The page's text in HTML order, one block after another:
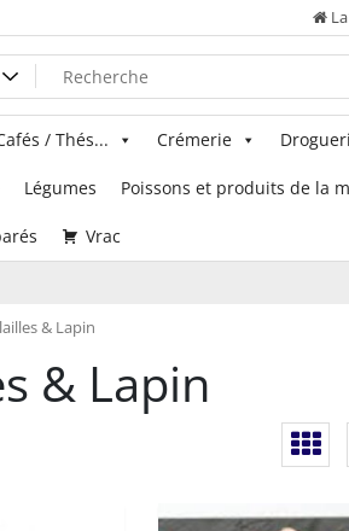
/ Thés... Crémerie
Légumes Poissons et produits de la
Vrac
& Lapin
& Lapin